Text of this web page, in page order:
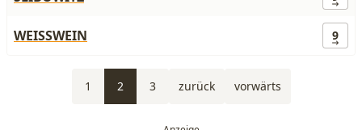
WEISSWEIN 9
1 2 3 zurück vorwärts